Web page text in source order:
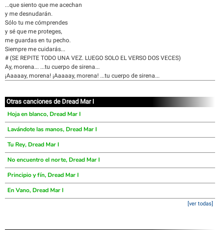
...que siento que me acechan
y me desnudarán.
Sólo tu me cómprendes
y sé que me proteges,
me guardas en tu pecho.
Siempre me cuidarás...
# (SE REPITE TODO UNA VEZ. LUEGO SOLO EL VERSO DOS VECES)
Ay, morena... ...tu cuerpo de sirena...
¡Aaaaay, morena! ¡Aaaaay, morena! ...tu cuerpo de sirena...
Otras canciones de Dread Mar I
Hoja en blanco, Dread Mar I
Lavándote las manos, Dread Mar I
Tu Rey, Dread Mar I
No encuentro el norte, Dread Mar I
Principio y fín, Dread Mar I
En Vano, Dread Mar I
[ver todas]